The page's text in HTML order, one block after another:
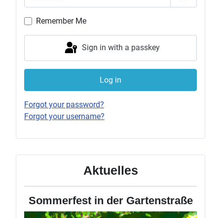
Aktuelles
Sommerfest in der Gartenstraße
Show
Remember Me
Sign in with a passkey
Log in
Forgot your password?
Forgot your username?